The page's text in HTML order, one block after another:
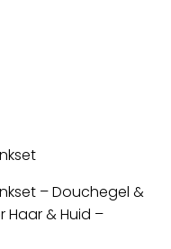
– Douchegel &
Haar & Huid –